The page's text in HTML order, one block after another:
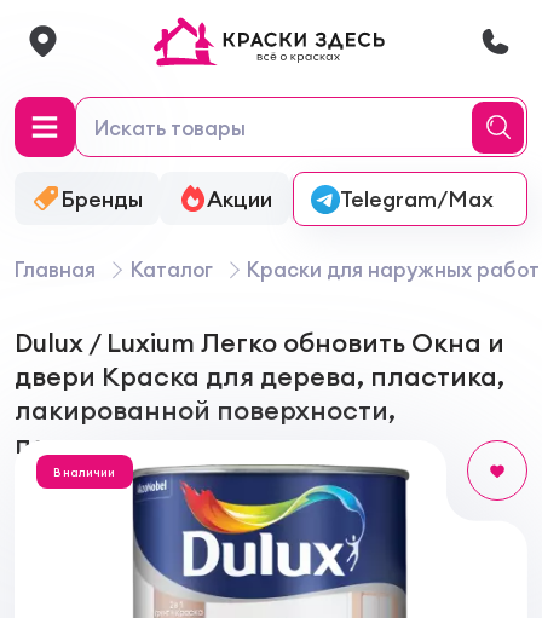
Бренды Акции Онлайн-колеровка
Telegram/Max
Главная Каталог Краски для наружных работ
Dulux / Luxium Легко обновить Окна и
двери Краска для дерева, пластика,
лакированной поверхности,
полуматовая
В наличии